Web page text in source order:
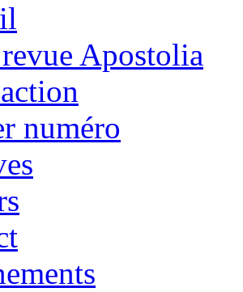
Apostolia
numéro